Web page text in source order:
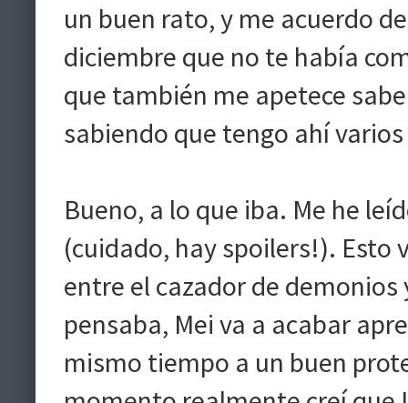
un buen rato, y me acuerdo
diciembre que no te había
que también me apetece
sabiendo que tengo ahí
Bueno, a lo que iba. Me he
(cuidado, hay spoilers!).
entre el cazador de demonios
pensaba, Mei va a acabar
mismo tiempo a un buen